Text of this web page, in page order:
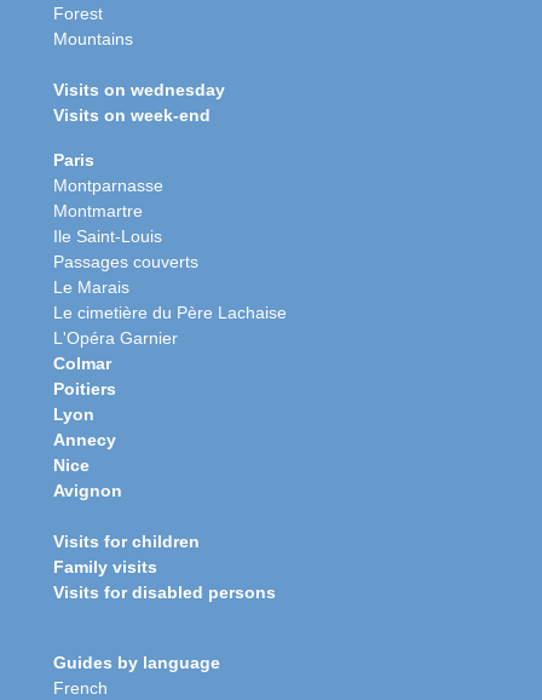
Forest
Mountains
Visits on wednesday
Visits on week-end
Paris
Montparnasse
Montmartre
Ile Saint-Louis
Passages couverts
Le Marais
Le cimetière du Père Lachaise
L'Opéra Garnier
Colmar
Poitiers
Lyon
Annecy
Nice
Avignon
Visits for children
Family visits
Visits for disabled persons
Guides by language
French